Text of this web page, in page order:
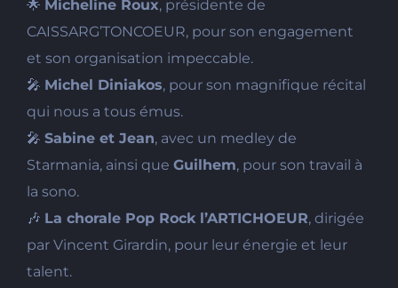
🌟 Micheline Roux, présidente de
CAISSARG’TONCOEUR, pour son engagement
et son organisation impeccable.
🎤 Michel Diniakos, pour son magnifique récital
qui nous a tous émus.
🎤 Sabine et Jean, avec un medley de
Starmania, ainsi que Guilhem, pour son travail à
la sono.
🎶 La chorale Pop Rock l’ARTICHOEUR, dirigée
par Vincent Girardin, pour leur énergie et leur
talent.